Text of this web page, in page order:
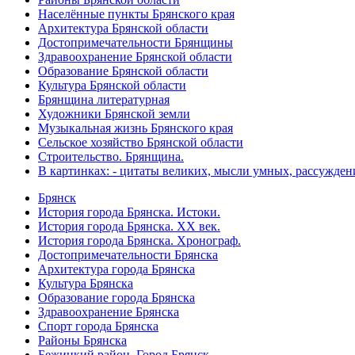
Населённые пункты Брянского края
Архитектура Брянской области
Достопримечательности Брянщины
Здравоохранение Брянской области
Образование Брянской области
Культура Брянской области
Брянщина литературная
Художники Брянской земли
Музыкальная жизнь Брянского края
Сельское хозяйство Брянской области
Строительство. Брянщина.
В картинках: - цитаты великих, мысли умных,
Брянск
История города Брянска. Истоки.
История города Брянска. XX век.
История города Брянска. Хронограф.
Достопримечательности Брянска
Архитектура города Брянска
Культура Брянска
Образование города Брянска
Здравоохранение Брянска
Спорт города Брянска
Районы Брянска